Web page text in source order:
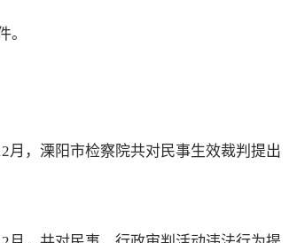
，溧阳市检察院共对民事生效裁判提出